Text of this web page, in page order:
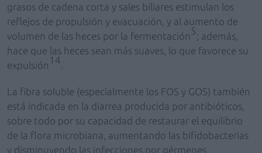
grasos de cadena corta y sales biliares estimulan los
reflejos de propulsión y evacuación, y al aumento de
volumen de las heces por la fermentación 5; además,
hace que las heces sean más suaves, lo que favorece su
expulsión 14
La fibra soluble (especialmente los FOS y GOS) también
está indicada en la diarrea producida por antibióticos,
sobre todo por su capacidad de restaurar el equilibrio
de la flora microbiana, aumentando las bifidobacterias
y disminuyendo las infecciones por gérmenes